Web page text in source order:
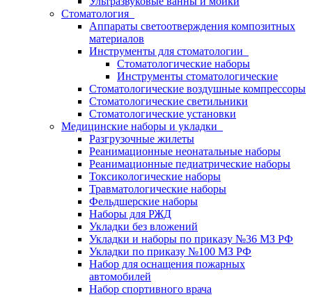
Стоматология
Аппараты светоотверждения композитных
материалов
Инструменты для стоматологии
Стоматологические наборы
Инструменты стоматологические
Стоматологические воздушные компрессоры
Стоматологические светильники
Стоматологические установки
Медицинские наборы и укладки
Разгрузочные жилеты
Реанимационные неонатальные наборы
Реанимационные педиатрические наборы
Токсикологические наборы
Травматологические наборы
Фельдшерские наборы
Наборы для РЖД
Укладки без вложений
Укладки и наборы по приказу №36 МЗ РФ
Укладки по приказу №100 МЗ РФ
Набор для оснащения пожарных
автомобилей
Набор спортивного врача